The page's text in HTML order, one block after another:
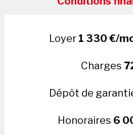
Loyer 1 330 €/
Charges
Dépôt de
Honoraires 6